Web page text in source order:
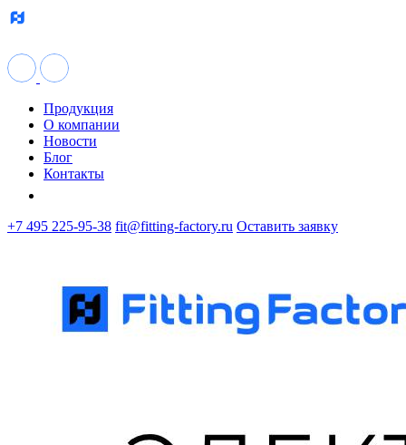
Продукция
О компании
Новости
Блог
Контакты
+7 495 225-95-38 fit@fitting-factory.ru Оставить заявку